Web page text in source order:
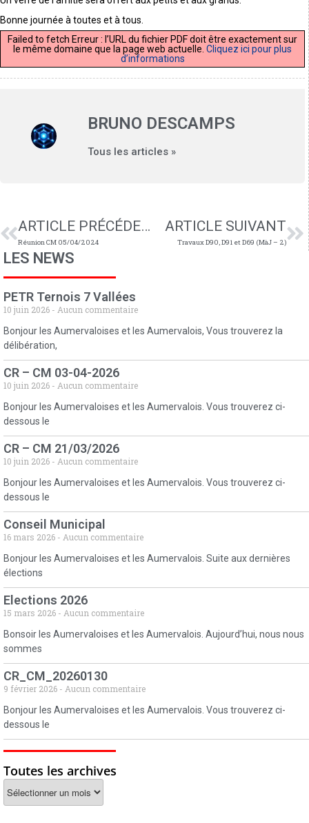
Bonne journée à toutes et à tous.
Failed to fetch Erreur : l’URL du fichier PDF doit être exactement sur
le même domaine que la page web actuelle. Cliquez ici pour plus
d’informations
BRUNO DESCAMPS
Tous les articles »
ARTICLE PRÉCÉDENT
Réunion CM 05/04/2024
ARTICLE SUIVANT
Travaux D90, D91 et D69 (MàJ – 2)
LES NEWS
PETR Ternois 7 Vallées
10 juin 2026
Aucun commentaire
Bonjour les Aumervaloises et les Aumervalois, Vous trouverez la
délibération,
CR – CM 03-04-2026
10 juin 2026
Aucun commentaire
Bonjour les Aumervaloises et les Aumervalois. Vous trouverez ci-
dessous le
CR – CM 21/03/2026
10 juin 2026
Aucun commentaire
Bonjour les Aumervaloises et les Aumervalois. Vous trouverez ci-
dessous le
Conseil Municipal
16 mars 2026
Aucun commentaire
Bonjour les Aumervaloises et les Aumervalois. Suite aux dernières
élections
Elections 2026
15 mars 2026
Aucun commentaire
Bonsoir les Aumervaloises et les Aumervalois. Aujourd’hui, nous nous
sommes
CR_CM_20260130
9 février 2026
Aucun commentaire
Bonjour les Aumervaloises et les Aumervalois. Vous trouverez ci-
dessous le
Toutes les archives